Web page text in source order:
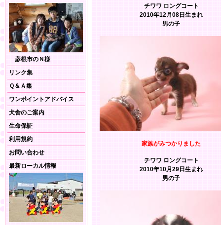
彦根市のＮ様
リンク集
Ｑ＆Ａ集
ワンポイントアドバイス
犬舎のご案内
生命保証
利用規約
お問い合わせ
最新ローカル情報
チワワ ロングコート
2010年12月08日生まれ
男の子
家族がみつかりました
チワワ ロングコート
2010年10月29日生まれ
男の子